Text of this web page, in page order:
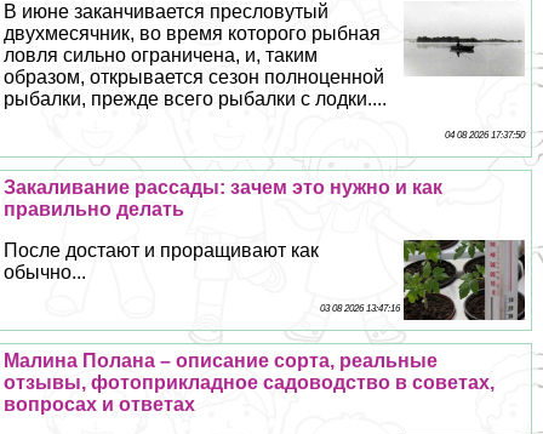
В июне заканчивается пресловутый
двухмecячник, во время которого рыбная
ловля сильно ограничена, и, таким
образом, открывается сезон полноценной
рыбалки, прежде всего рыбалки с лодки....
04 08 2026 17:37:50
Закаливание рассады: зачем это нужно и как
правильно делать
После достают и проращивают как
обычно...
03 08 2026 13:47:16
Малина Полана – описание сорта, реальные
отзывы, фотоприкладное садоводство в советах,
вопросах и ответах